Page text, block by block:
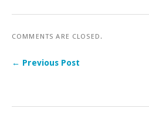
COMMENTS ARE CLOSED.
← Previous Post